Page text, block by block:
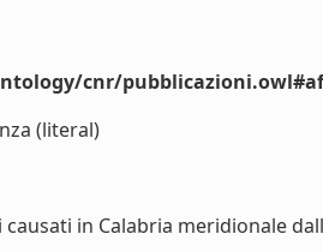
cnr/
(literal)
causati in Calabria meridionale